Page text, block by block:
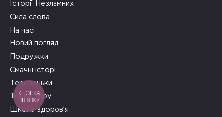
Історії Незламних
Сила слова
На часі
Новий погляд
Подружки
Смачні історії
Теревеньки
Точка зору
Школа здоров’я
КНОПКА
ЗВ'ЯЗКУ